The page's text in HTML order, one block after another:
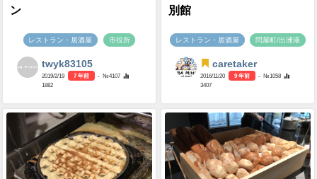
ン
レストラン・居酒屋 市役所
twyk83105
2019/2/19 7 年前
- №4107
1882
別館
レストラン・居酒屋 問屋町/出洲港
caretaker
2016/11/20 9 年前
- №1058
3407